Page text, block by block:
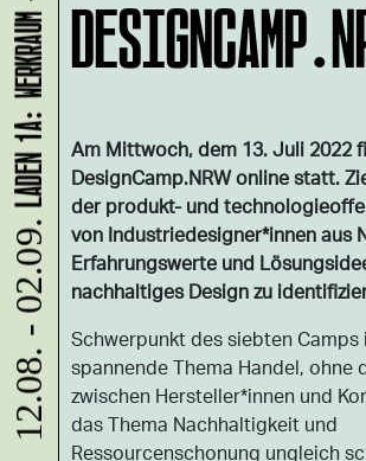
Am Mittwoch, dem 13. Juli 2022
DesignCamp.NRW online statt.
der produkt- und
von Industriedesigner*innen aus
Erfahrungswerte und
nachhaltiges Design zu
Schwerpunkt des siebten Camps
spannende Thema Handel, ohne
zwischen Hersteller*innen und
das Thema Nachhaltigkeit und
Ressourcenschonung ungleich
12.08. - 02.09.